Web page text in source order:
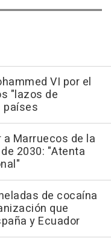
VI por el
"lazos de
países
Marruecos de la
2030: "Atenta
de cocaína
que
y Ecuador